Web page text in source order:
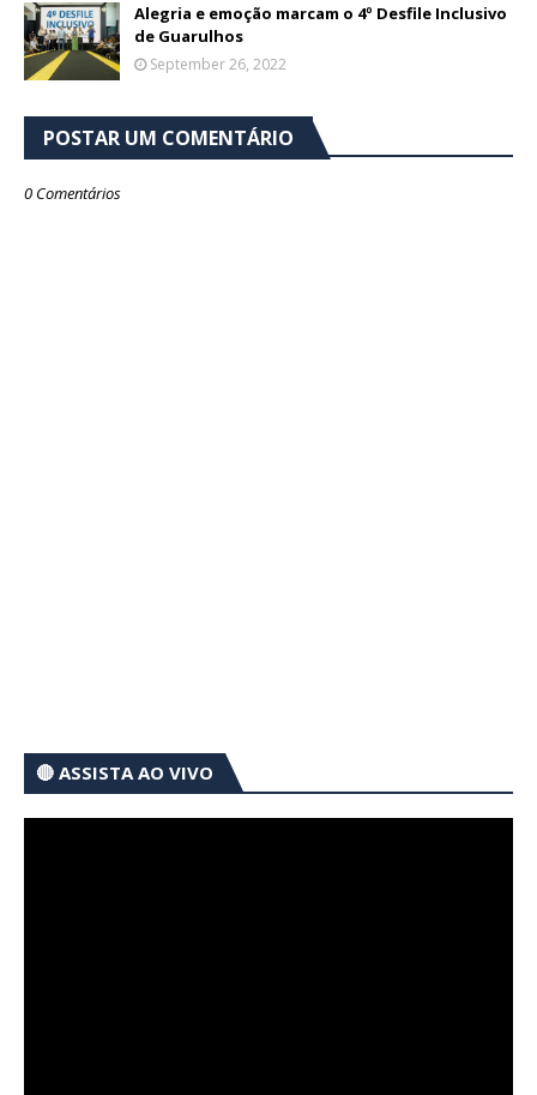
Alegria e emoção marcam o 4º Desfile Inclusivo
de Guarulhos
September 26, 2022
POSTAR UM COMENTÁRIO
0 Comentários
🔴 ASSISTA AO VIVO